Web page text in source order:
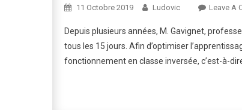
11 Octobre 2019 Ludovic Leave A
Depuis plusieurs années, M. Gavignet,
tous les 15 jours. Afin d’optimiser
fonctionnement en classe inversée, c’est-à-